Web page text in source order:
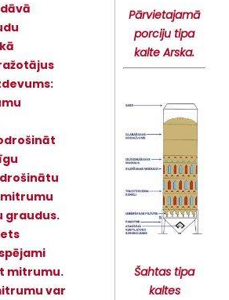
graudus.
mitrumu.
var
Pārvietajamā
porciju tipa
kalte Arska.
Šahtas tipa
kaltes